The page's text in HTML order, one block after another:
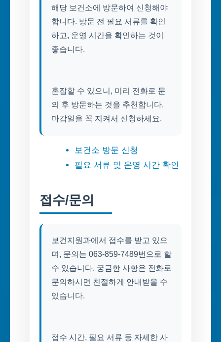
해당 보건소에 방문하여 신청해야
합니다. 방문 전 필요 서류를 확인
하고, 운영 시간을 확인하는 것이
좋습니다.
혼잡할 수 있으니, 미리 전화로 문
의 후 방문하는 것을 추천합니다.
마감일을 꼭 지켜서 신청하세요.
보건소 방문 신청
필요 서류 및 운영 시간 확인
접수/문의
보건지원과에서 접수를 받고 있으
며, 문의는 063-859-7489번으로 할
수 있습니다. 궁금한 사항은 전화로
문의하시면 친절하게 안내받을 수
있습니다.
접수 시간, 필요 서류 등 자세한 사